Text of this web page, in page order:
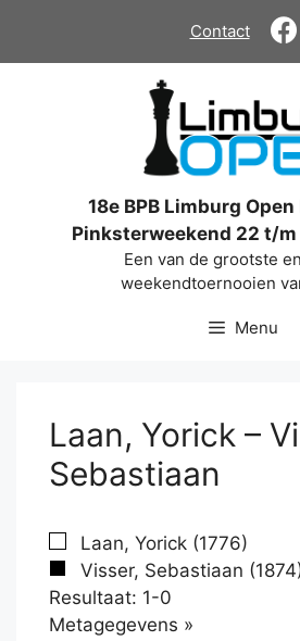
de
Contact
18e BPB Limburg
Pinksterweekend 22 t/
Een van de grootste
weekendtoernooien
Menu
Laan, Yorick –
Sebastiaan
Laan, Yorick (1776)
Visser, Sebastiaan
Resultaat: 1-0
Metagegevens »